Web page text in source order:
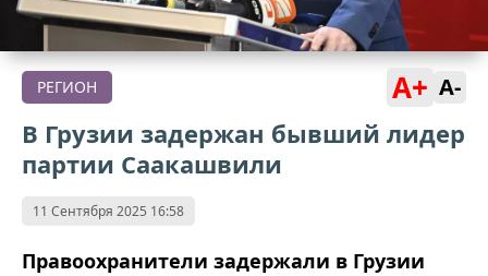
РЕГИОН A+ A-
В Грузии задержан бывший лидер
партии Саакашвили
11 Сентября 2025 16:58
Правоохранители задержали в Грузии